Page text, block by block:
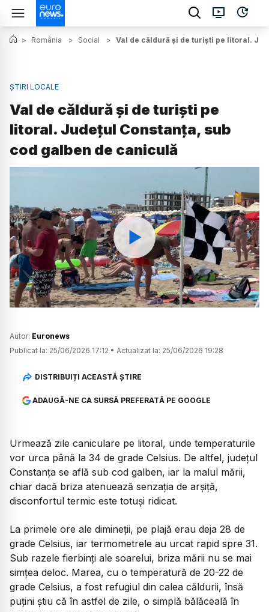
> România > Social > Val de căldură și de turiști pe litoral.
ȘTIRI LOCALE
Val de căldură și de turiști pe
litoral. Județul Constanța, sub
cod galben de caniculă
Watch
Autor: Euronews
Publicat la: 25/06/2026 17:12 • Actualizat la: 25/06/2026 19:28
DISTRIBUIȚI ACEASTĂ ȘTIRE
ADAUGĂ-NE CA SURSĂ PREFERATĂ PE GOOGLE
Urmează zile caniculare pe litoral, unde temperaturile
vor urca până la 34 de grade Celsius. De altfel, județul
Constanța se află sub cod galben, iar la malul mării,
chiar dacă briza atenuează senzația de arșiță,
disconfortul termic este totuși ridicat.
La primele ore ale dimineții, pe plajă erau deja 28 de
grade Celsius, iar termometrele au urcat rapid spre 31.
Sub razele fierbinți ale soarelui, briza mării nu se mai
simțea deloc. Marea, cu o temperatură de 20-22 de
grade Celsius, a fost refugiul din calea căldurii, însă
puțini știu că în astfel de zile, o simplă bălăceală în